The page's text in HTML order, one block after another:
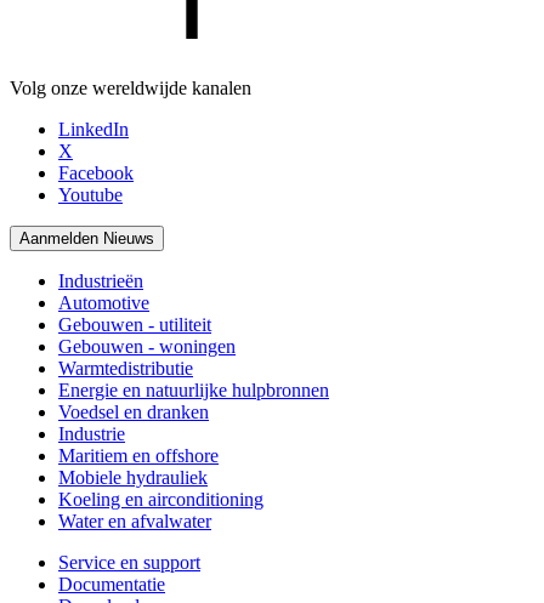
Volg onze wereldwijde kanalen
LinkedIn
X
Facebook
Youtube
Aanmelden Nieuws
Industrieën
Automotive
Gebouwen - utiliteit
Gebouwen - woningen
Warmtedistributie
Energie en natuurlijke hulpbronnen
Voedsel en dranken
Industrie
Maritiem en offshore
Mobiele hydrauliek
Koeling en airconditioning
Water en afvalwater
Service en support
Documentatie